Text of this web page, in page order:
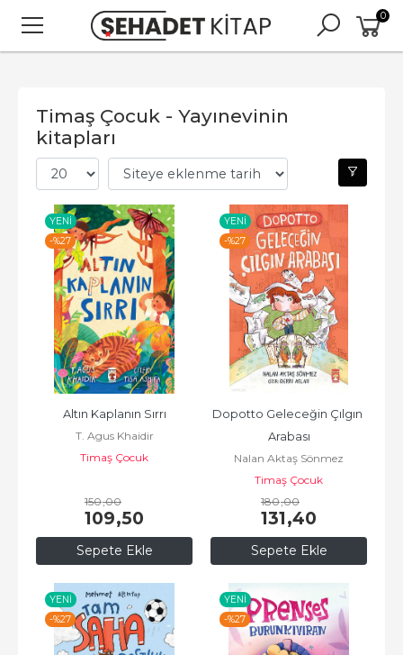
0
Timaş Çocuk - Yayınevinin
kitapları
YENI
-%27
Sepete Ekle
Altın Kaplanın Sırrı
T. Agus Khaidir
Timaş Çocuk
150,00
109,50
YENI
-%27
Sepete Ekle
Dopotto Geleceğin Çılgın
Arabası
Nalan Aktaş Sönmez
Timaş Çocuk
180,00
131,40
YENI
-%27
YENI
-%27